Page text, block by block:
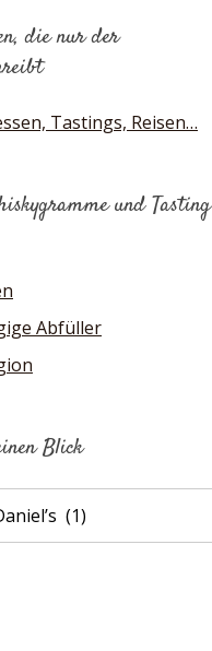
die nur der
Tastings, Reisen…
und Tasting
Abfüller
Blick